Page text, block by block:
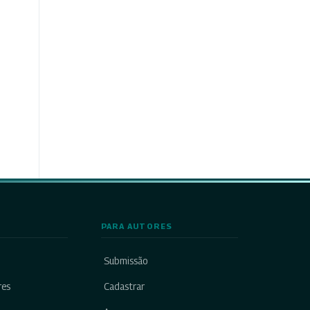
PARA AUTORES
Submissão
Cadastrar